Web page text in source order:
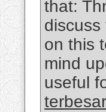
that:
on this
mind
useful
terbesar